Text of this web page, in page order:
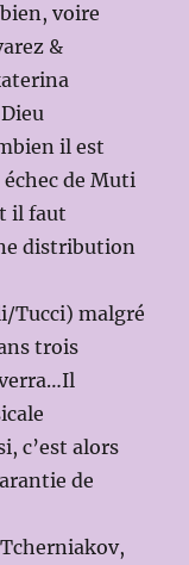
voire
&
il est
de Muti
il faut
distribution
Tucci) malgré
trois
c’est alors
de